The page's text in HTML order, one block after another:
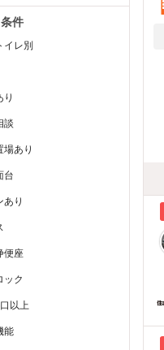
件
イレ別
り
談
場あり
台
あり
便座
ック
以上
能